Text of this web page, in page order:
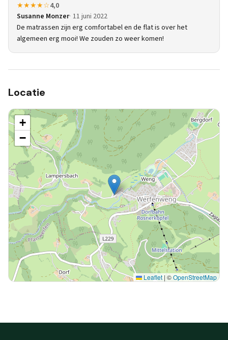
★★★★☆4,0
Susanne Monzer 11 juni 2022
De matrassen zijn erg comfortabel en de flat is over het
algemeen erg mooi! We zouden zo weer komen!
Locatie
+
−
Leaflet | ©OpenStreetMap